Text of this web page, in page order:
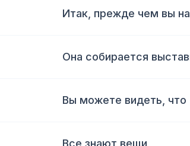
Итак, прежде чем вы
Она собирается
Вы можете видеть, что
Все знают вещи